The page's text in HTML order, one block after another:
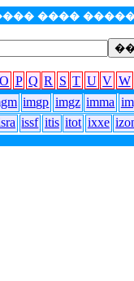
����
O P Q R S T U V W
imgp imgz imma
issf itis itot ixxe